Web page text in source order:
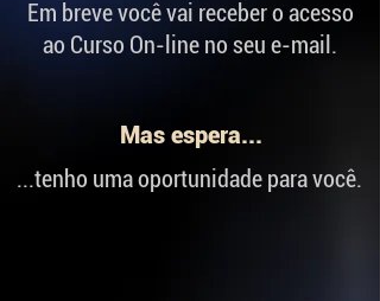
Em breve você vai receber o acesso
ao Curso On-line no seu e-mail.
Mas espera...
...tenho uma oportunidade para você.